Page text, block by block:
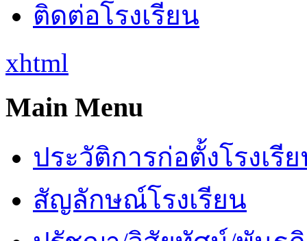
ติดต่อโรงเรียน
xhtml
Main Menu
ประวัติการก่อตั้งโรงเรี
สัญลักษณ์โรงเรียน